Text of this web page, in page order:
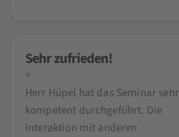
Sehr zufrieden!
Herr Hüpel hat das Seminar sehr
kompetent durchgeführt. Die
Interaktion mit anderen